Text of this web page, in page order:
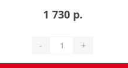
1 730 р.
- +